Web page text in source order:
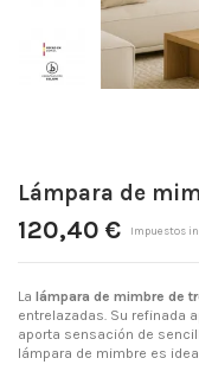
Lámpara de
120,40 € Impuestos
La lámpara de mimbre de
entrelazadas. Su refinada
aporta sensación de
lámpara de mimbre es